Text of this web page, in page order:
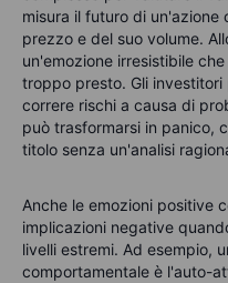
misura il futuro di un'azione
prezzo e del suo volume.
un'emozione irresistibile
troppo presto. Gli
correre rischi a causa di
può trasformarsi in panico,
titolo senza un'analisi
Anche le emozioni positive
implicazioni negative
livelli estremi. Ad esempio,
comportamentale è l'auto-